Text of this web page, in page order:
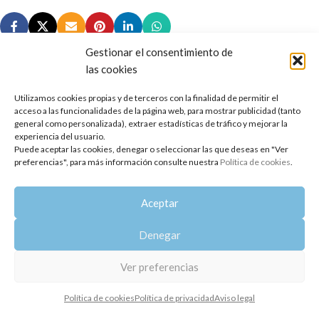
Gestionar el consentimiento de
las cookies
Utilizamos cookies propias y de terceros con la finalidad de permitir el
acceso a las funcionalidades de la página web, para mostrar publicidad (tanto
general como personalizada), extraer estadísticas de tráfico y mejorar la
experiencia del usuario.
Puede aceptar las cookies, denegar o seleccionar las que deseas en "Ver
preferencias", para más información consulte nuestra Política de cookies.
Aceptar
Denegar
Ver preferencias
Política de cookiesPolítica de privacidadAviso legal
Copyright 2014-2025 Oshadhi España
Todos los derechos reservados.
Política de privacidad | Aviso legal | Política de cookies